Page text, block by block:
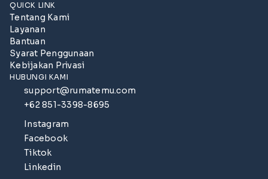
QUICK LINK
Tentang Kami
Layanan
Bantuan
Syarat Penggunaan
Kebijakan Privasi
HUBUNGI KAMI
support@rumatemu.com
+62 851-3398-8695
Instagram
Facebook
Tiktok
Linkedin